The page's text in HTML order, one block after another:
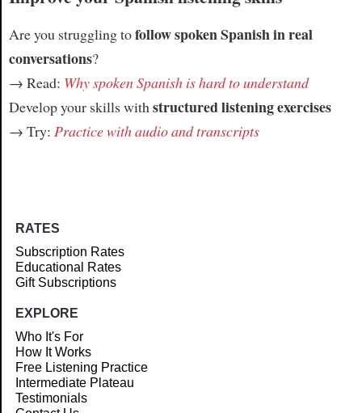
Are you struggling tofollow spoken Spanish in real
conversations?
→ Read: Why spoken Spanish is hard to understand
Develop your skills with structured listening exercises
→ Try: Practice with audio and transcripts
RATES
Subscription Rates
Educational Rates
Gift Subscriptions
EXPLORE
Who It's For
How It Works
Free Listening Practice
Intermediate Plateau
Testimonials